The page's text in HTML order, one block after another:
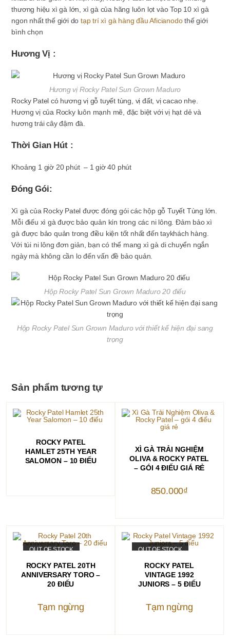
thương hiệu xì gà lớn, xì gà của hãng luôn lọt vào Top 10 xì gà
ngon nhất thế giới dotạp trí xì gà hàng đầu Aficianodothế giới
bình chọn
Hương Vị :
Hương vị Rocky Patel Sun Grown Maduro
Rocky Patel có hương vị gỗ tuyết tùng, vị đất, vị cacao nhẹ.
Hương vị của Rocky luôn mạnh mẽ, đặc biệt với vị hạt dẻ và
hương trái cây đậm đà.
Thời Gian Hút :
Khoảng 1 giờ 20 phút – 1 giờ 40 phút
Đóng Gói:
Xì gà của Rocky Patel được đóng gói các hộp gỗ Tuyết Tùng lớn.
Mỗi điếu xì gà được bảo quản kín trong các ni lông. Đảm bảo xì
gà được bảo quản trong điều kiện tốt nhất đến taykhách hàng.
Với túi ni lông đơn giản, bạn có thể mang xì gà di chuyển ngắn
ngày mà không cần lo đến vấn đề bảo quản.
Hộp Rocky Patel Sun Grown Maduro 20 điếu
Hộp Rocky Patel Sun Grown Maduro với thiết kế hiện đại sang
trọng
Sản phẩm tương tự
ROCKY PATEL
HAMLET 25TH YEAR
SALOMON – 10 ĐIẾU
THÊM VÀO GIỎ HÀNG
XÌ GÀ TRẢI NGHIỆM
OLIVA & ROCKY PATEL
– GÓI 4 ĐIẾU GIÁ RẺ
850.000₫
OUT OF STOCK
ROCKY PATEL 20TH
ANNIVERSARY TORO –
20 ĐIẾU
Tạm ngừng
OUT OF STOCK
ROCKY PATEL
VINTAGE 1992
JUNIORS – 5 ĐIẾU
Tạm ngừng